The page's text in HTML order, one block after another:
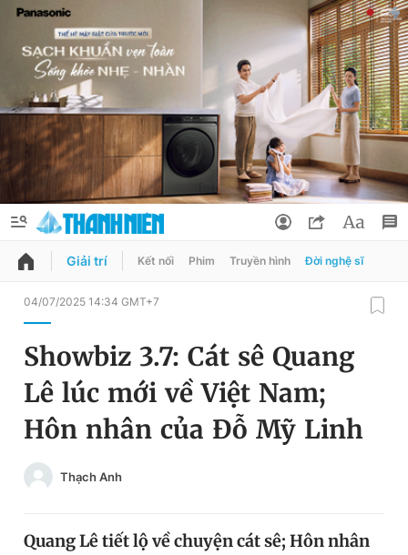
QUẢNG CÁO
Chuyên mục
Chuyên mục khác
Chào ngày mới
Tin thị trường
Đổi mật khẩu
Tin đã lưu
Giải trí Kết nối Phim Truyền hình Đời nghệ sĩ
04/07/2025 14:34 GMT+7
Showbiz 3.7: Cát sê Quang
Lê lúc mới về Việt Nam;
Hôn nhân của Đỗ Mỹ Linh
Thạch Anh
Quang Lê tiết lộ về chuyện cát sê; Hôn nhân